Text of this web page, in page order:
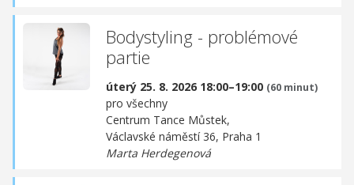
Bodystyling - problémové
partie
úterý 25. 8. 2026 18:00–19:00 (60 minut)
pro všechny
Centrum Tance Můstek,
Václavské náměstí 36, Praha 1
Marta Herdegenová